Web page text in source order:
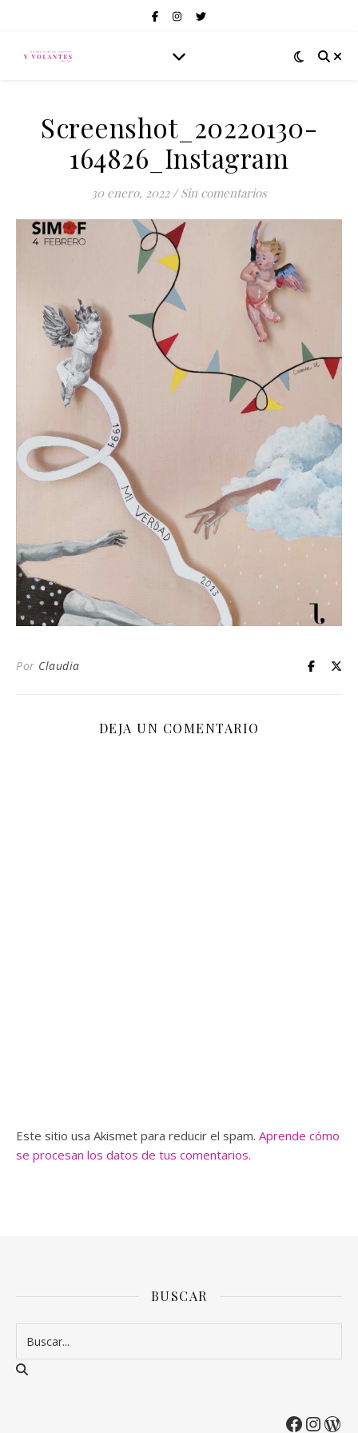
Screenshot_20220130-
164826_Instagram
30 enero, 2022 / Sin comentarios
Por Claudia
DEJA UN COMENTARIO
Este sitio usa Akismet para reducir el spam. Aprende cómo
se procesan los datos de tus comentarios.
BUSCAR